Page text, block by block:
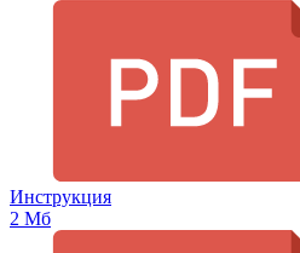
Инструкция
2 Мб